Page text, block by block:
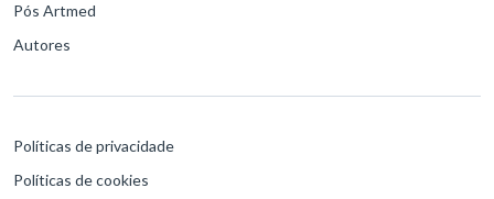
Pós Artmed
Autores
Políticas de privacidade
Políticas de cookies